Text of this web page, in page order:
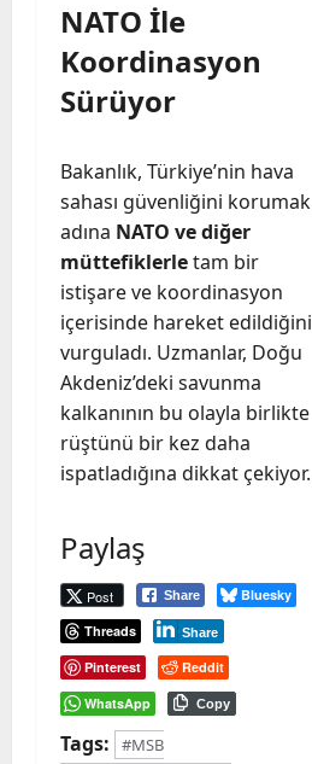
NATO İle
Koordinasyon
Sürüyor
Bakanlık, Türkiye’nin hava
sahası güvenliğini korumak
adına NATO ve diğer
müttefiklerletam bir
istişare ve koordinasyon
içerisinde hareket edildiğini
vurguladı. Uzmanlar, Doğu
Akdeniz’deki savunma
kalkanının bu olayla birlikte
rüştünü bir kez daha
ispatladığına dikkat çekiyor.
Paylaş
Post Share
Bluesky
Threads
Share
Pinterest
Reddit
WhatsApp
Copy
Tags:
#MSB